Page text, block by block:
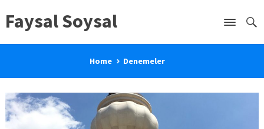
Faysal Soysal
Home Denemeler